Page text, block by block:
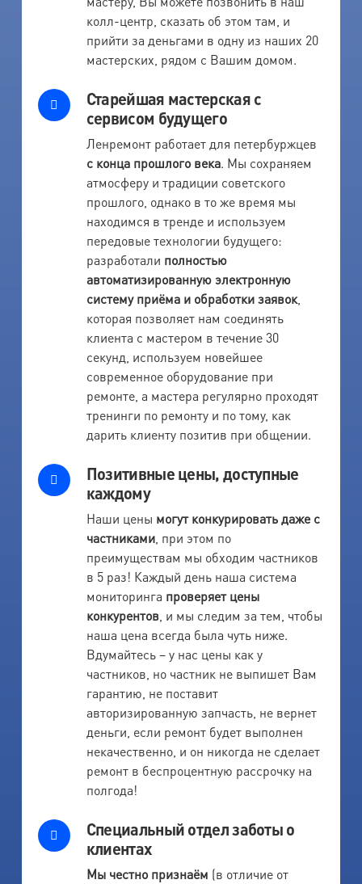
колл-центр, сказать об этом там, и
прийти за деньгами в одну из наших 20
мастерских, рядом с Вашим домом.
Старейшая мастерская с
сервисом будущего
Ленремонт работает для петербуржцев
с конца прошлого века. Мы сохраняем
атмосферу и традиции советского
прошлого, однако в то же время мы
находимся в тренде и используем
передовые технологии будущего:
разработали полностью
автоматизированную электронную
систему приёма и обработки заявок,
которая позволяет нам соединять
клиента с мастером в течение 30
секунд, используем новейшее
современное оборудование при
ремонте, а мастера регулярно проходят
тренинги по ремонту и по тому, как
дарить клиенту позитив при общении.
Позитивные цены, доступные
каждому
Наши цены могут конкурировать даже с
частниками, при этом по
преимуществам мы обходим частников
в 5 раз! Каждый день наша система
мониторинга проверяет цены
конкурентов, и мы следим за тем, чтобы
наша цена всегда была чуть ниже.
Вдумайтесь – у нас цены как у
частников, но частник не выпишет Вам
гарантию, не поставит
авторизированную запчасть, не вернет
деньги, если ремонт будет выполнен
некачественно, и он никогда не сделает
ремонт в беспроцентную рассрочку на
полгода!
Специальный отдел заботы о
клиентах
Мы честно признаём (в отличие от